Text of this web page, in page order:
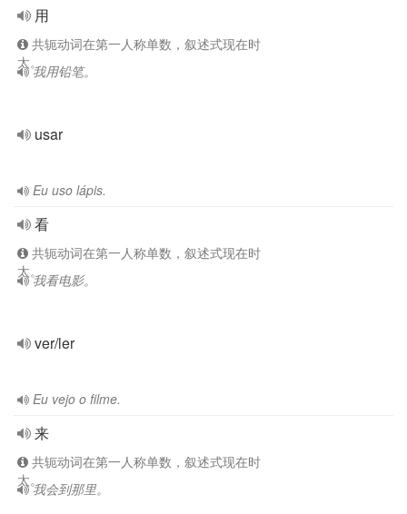
用
共轭动词在第一人称单数，叙述式现在时
太。我用铅笔。
usar
Eu uso lápis.
看
共轭动词在第一人称单数，叙述式现在时
太。我看电影。
ver/ler
Eu vejo o filme.
来
共轭动词在第一人称单数，叙述式现在时
太。我会到那里。